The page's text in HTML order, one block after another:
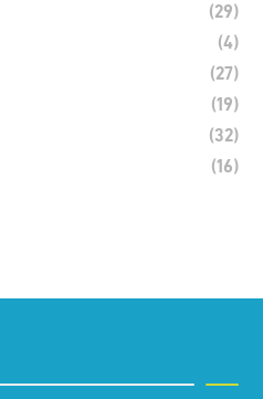
(29)
(4)
(27)
(19)
(32)
(16)